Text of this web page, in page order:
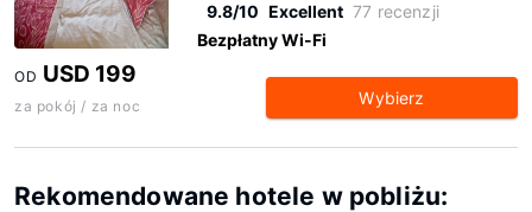
9.8/10 Excellent 77 recenzji
Bezpłatny Wi-Fi
OD USD 199
za pokój / za noc Wybierz
Rekomendowane hotele w pobliżu: